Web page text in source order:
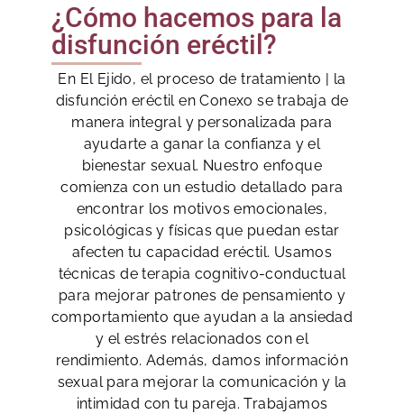
¿Cómo hacemos para la
disfunción eréctil?
En El Ejido, el proceso de tratamiento | la
disfunción eréctil en Conexo se trabaja de
manera integral y personalizada para
ayudarte a ganar la confianza y el
bienestar sexual. Nuestro enfoque
comienza con un estudio detallado para
encontrar los motivos emocionales,
psicológicas y físicas que puedan estar
afecten tu capacidad eréctil. Usamos
técnicas de terapia cognitivo-conductual
para mejorar patrones de pensamiento y
comportamiento que ayudan a la ansiedad
y el estrés relacionados con el
rendimiento. Además, damos información
sexual para mejorar la comunicación y la
intimidad con tu pareja. Trabajamos